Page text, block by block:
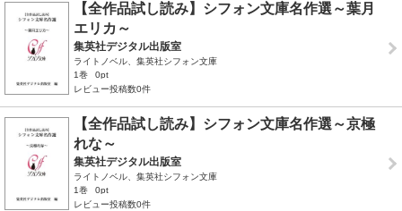
【全作品試し読み】シフォン文庫名作選～葉月
エリカ～
集英社デジタル出版室
ライトノベル、集英社シフォン文庫
1巻
0pt
レビュー投稿数0件
【全作品試し読み】シフォン文庫名作選～京極
れな～
集英社デジタル出版室
ライトノベル、集英社シフォン文庫
1巻
0pt
レビュー投稿数0件